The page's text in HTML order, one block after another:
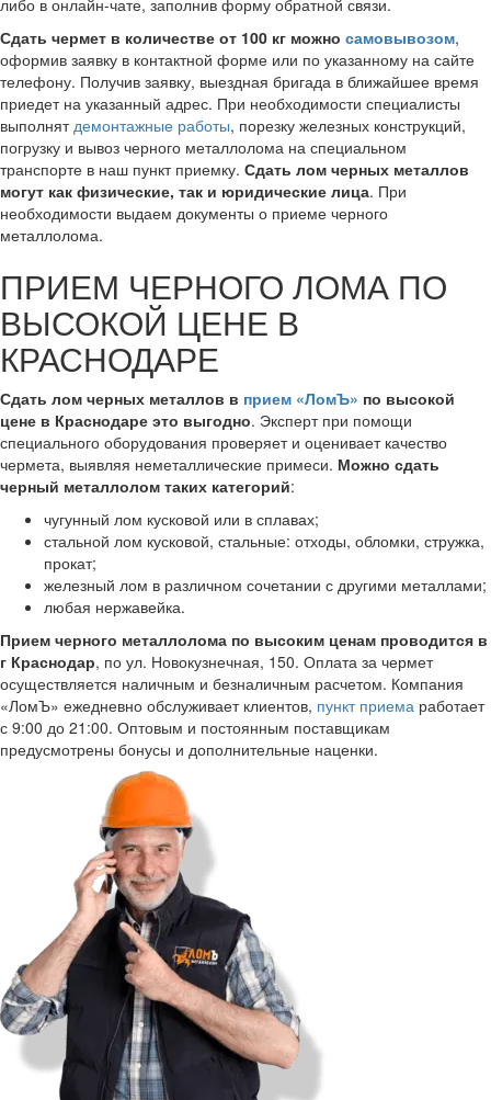
Сдать чермет в количестве от 100 кг можно самовывозом,
оформив заявку в контактной форме или по указанному на сайте
телефону. Получив заявку, выездная бригада в ближайшее время
приедет на указанный адрес. При необходимости специалисты
выполнят демонтажные работы, порезку железных конструкций,
погрузку и вывоз черного металлолома на специальном
транспорте в наш пункт приемку. Сдать лом черных металлов
могут как физические, так и юридические лица. При
необходимости выдаем документы о приеме черного
металлолома.
ПРИЕМ ЧЕРНОГО ЛОМА ПО
ВЫСОКОЙ ЦЕНЕ В
КРАСНОДАРЕ
Сдать лом черных металлов в прием «ЛомЪ» по высокой
цене в Краснодаре это выгодно. Эксперт при помощи
специального оборудования проверяет и оценивает качество
чермета, выявляя неметаллические примеси. Можно сдать
черный металлолом таких категорий:
чугунный лом кусковой или в сплавах;
стальной лом кусковой, стальные: отходы, обломки, стружка,
прокат;
железный лом в различном сочетании с другими металлами;
любая нержавейка.
Прием черного металлолома по высоким ценам проводится в
г Краснодар, по ул. Новокузнечная, 150. Оплата за чермет
осуществляется наличным и безналичным расчетом. Компания
«ЛомЪ» ежедневно обслуживает клиентов, пункт приема работает
с 9:00 до 21:00. Оптовым и постоянным поставщикам
предусмотрены бонусы и дополнительные наценки.